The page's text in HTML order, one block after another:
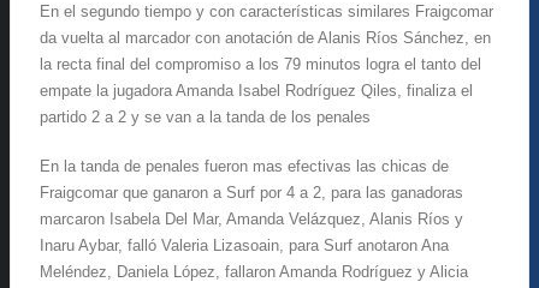
En el segundo tiempo y con características similares Fraigcomar
da vuelta al marcador con anotación de Alanis Ríos Sánchez, en
la recta final del compromiso a los 79 minutos logra el tanto del
empate la jugadora Amanda Isabel Rodríguez Qiles, finaliza el
partido 2 a 2 y se van a la tanda de los penales
En la tanda de penales fueron mas efectivas las chicas de
Fraigcomar que ganaron a Surf por 4 a 2, para las ganadoras
marcaron Isabela Del Mar, Amanda Velázquez, Alanis Ríos y
Inaru Aybar, falló Valeria Lizasoain, para Surf anotaron Ana
Meléndez, Daniela López, fallaron Amanda Rodríguez y Alicia